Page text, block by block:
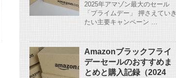
2025年アマゾン最大のセール
「プライムデー」 押さえていき
たい主要キャンペーン …
Amazonブラックフライ
デーセールのおすすめま
とめと購入記録（2024